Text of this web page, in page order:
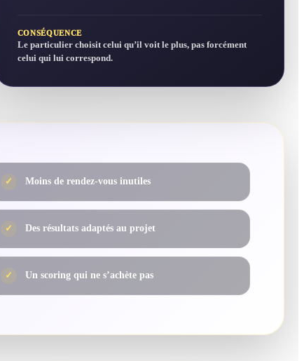
CONSÉQUENCE
Le particulier choisit celui qu’il voit le plus, pas forcément
celui qui lui correspond.
✓ Moins de rendez-vous inutiles
✓ Des résultats adaptés au projet
✓ Un scoring qui ne s’achète pas